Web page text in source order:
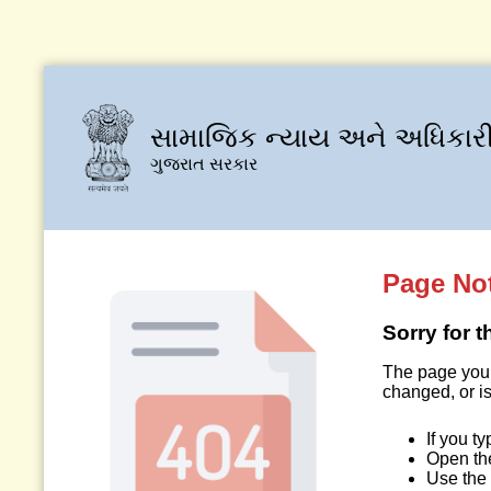
સામાજિક ન્યાય અને
ગુજરાત સરકાર
Page
Sorry for
The page
changed, or
If you
Open
Use